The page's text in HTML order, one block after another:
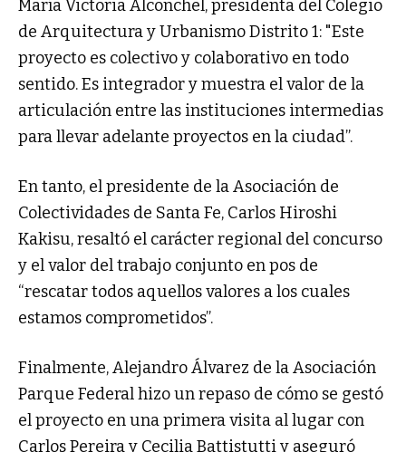
María Victoria Alconchel, presidenta del Colegio
de Arquitectura y Urbanismo Distrito 1: "Este
proyecto es colectivo y colaborativo en todo
sentido. Es integrador y muestra el valor de la
articulación entre las instituciones intermedias
para llevar adelante proyectos en la ciudad”.
En tanto, el presidente de la Asociación de
Colectividades de Santa Fe, Carlos Hiroshi
Kakisu, resaltó el carácter regional del concurso
y el valor del trabajo conjunto en pos de
“rescatar todos aquellos valores a los cuales
estamos comprometidos”.
Finalmente, Alejandro Álvarez de la Asociación
Parque Federal hizo un repaso de cómo se gestó
el proyecto en una primera visita al lugar con
Carlos Pereira y Cecilia Battistutti y aseguró